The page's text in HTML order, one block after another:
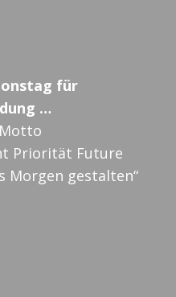
für
…
Priorität Future
Morgen gestalten“